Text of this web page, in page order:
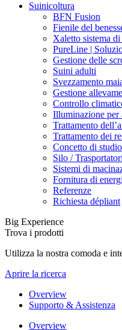
Suinicoltura
BFN Fusion
Fienile del
Xaletto sistema
PureLine |
Gestione delle
Suini adulti
Svezzamento
Gestione
Controllo
Illuminazione per
Trattamento
Trattamento dei
Concetto di
Silo /
Sistemi di
Fornitura di
Referenze
Richiesta dépliant
Big Experience
Trova i prodotti
Utilizza la nostra comoda e
Aprire la ricerca
Overview
Supporto & Assistenza
Overview